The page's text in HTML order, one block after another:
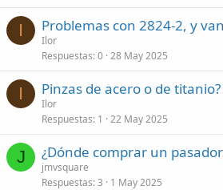
I Problemas con 2824-2, y
Ilor
Respuestas 0 28 May 2025
I Pinzas de acero o de titanio?
Ilor
Respuestas 1 22 May 2025
J ¿Dónde comprar un
jmvsquare
Respuestas 3 1 May 2025